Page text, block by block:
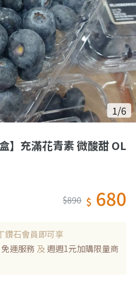
1/6
】充滿花青素 微酸甜 OL
$890 $ 680
鑽石會員即可享
運服務 及 週週1元加購限量商